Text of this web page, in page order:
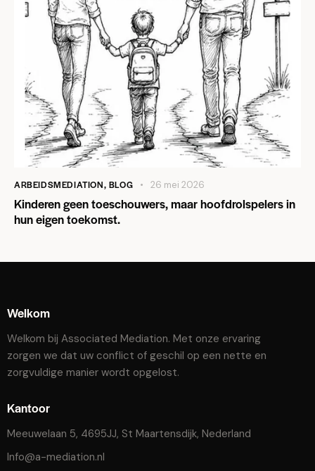
ARBEIDSMEDIATION, BLOG 26 mei 2026
Kinderen geen toeschouwers, maar hoofdrolspelers in
hun eigen toekomst.
Welkom
Welkom bij Associated Mediation. Met onze ervaring
zorgen we dat uw conflict of geschil op een nette en
zorgvuldige manier wordt opgelost.
Kantoor
Meeuwelaan 5, 4695JJ, St Maartensdijk, Nederland
Info@a-mediation.nl